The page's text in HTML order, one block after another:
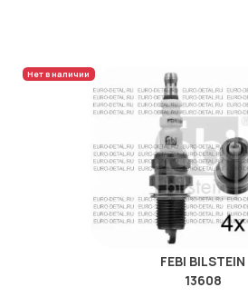
Нет в наличии
FEBI BILSTEIN
13608